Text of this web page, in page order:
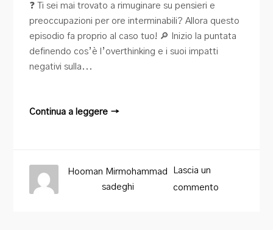
❓ Ti sei mai trovato a rimuginare su pensieri e
preoccupazioni per ore interminabili? Allora questo
episodio fa proprio al caso tuo! 🔎 Inizio la puntata
definendo cos’è l’overthinking e i suoi impatti
negativi sulla...
Continua a leggere →
Lascia un
commento
Hooman Mirmohammad
sadeghi